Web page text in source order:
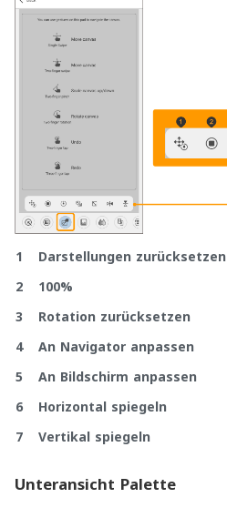
1 Darstellungen zurücksetzen
2 100%
3 Rotation zurücksetzen
4 An Navigator anpassen
5 An Bildschirm anpassen
6 Horizontal spiegeln
7 Vertikal spiegeln
Unteransicht Palette